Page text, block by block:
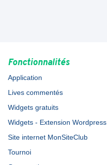
Fonctionnalités
Application
Lives commentés
Widgets gratuits
Widgets - Extension Wordpress
Site internet MonSiteClub
Tournoi